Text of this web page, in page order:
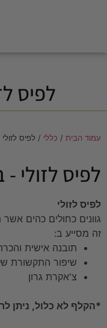
לפיס
עמוד הבית / כללי / לפיס
לפיס לזולי -
לפיס לזולי
גוונים כחולים כהים
זה מסייע ב:
תובנה אישית
שיפור התקשורת
צ'אקרת גרון
*הקלף לא כלול, ניתן